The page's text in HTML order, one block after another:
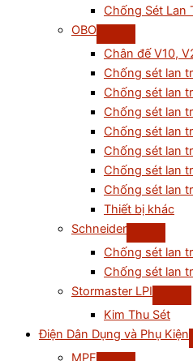
Chống Sét Lan
OBO
Chân đế V10,
Chống sét lan
Chống sét lan
Chống sét lan
Chống sét lan
Chống sét lan
Chống sét lan
Chống sét lan
Thiết bị khác
Schneider
Chống sét lan
Chống sét lan
Stormaster LPI
Kim Thu Sét
Điện Dân Dụng và Phụ Kiện
MPE